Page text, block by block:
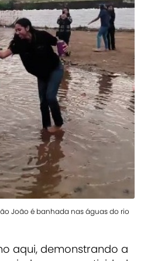
João é banhada nas águas do rio
aqui, demonstrando a